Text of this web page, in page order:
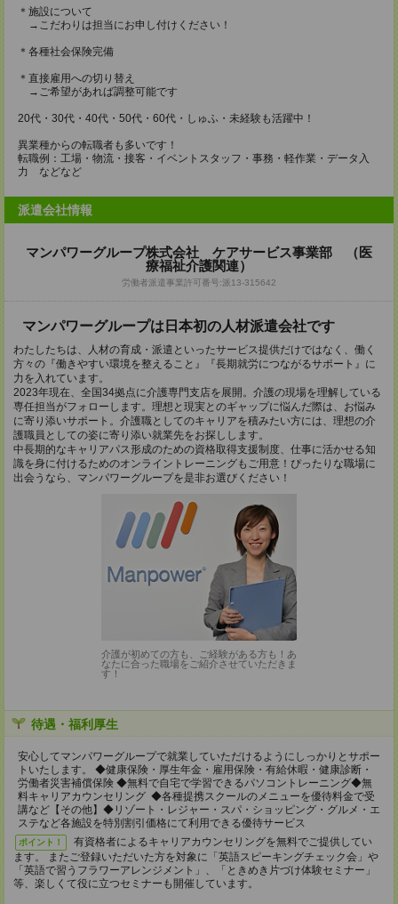
＊施設について
→こだわりは担当にお申し付けください！
＊各種社会保険完備
＊直接雇用への切り替え
→ご希望があれば調整可能です
20代・30代・40代・50代・60代・しゅふ・未経験も活躍中！
異業種からの転職者も多いです！
転職例：工場・物流・接客・イベントスタッフ・事務・軽作業・データ入
力 などなど
派遣会社情報
マンパワーグループ株式会社 ケアサービス事業部 （医
療福祉介護関連）
労働者派遣事業許可番号:派13-315642
マンパワーグループは日本初の人材派遣会社です
わたしたちは、人材の育成・派遣といったサービス提供だけではなく、働く
方々の『働きやすい環境を整えること』『長期就労につながるサポート』に
力を入れています。
2023年現在、全国34拠点に介護専門支店を展開。介護の現場を理解している
専任担当がフォローします。理想と現実とのギャップに悩んだ際は、お悩み
に寄り添いサポート。介護職としてのキャリアを積みたい方には、理想の介
護職員としての姿に寄り添い就業先をお探しします。
中長期的なキャリアパス形成のための資格取得支援制度、仕事に活かせる知
識を身に付けるためのオンライントレーニングもご用意！ぴったりな職場に
出会うなら、マンパワーグループを是非お選びください！
介護が初めての方も、ご経験がある方も！あ
なたに合った職場をご紹介させていただきま
す！
待遇・福利厚生
安心してマンパワーグループで就業していただけるようにしっかりとサポー
トいたします。 ◆健康保険・厚生年金・雇用保険・有給休暇・健康診断・
労働者災害補償保険 ◆無料で自宅で学習できるパソコントレーニング◆無
料キャリアカウンセリング ◆各種提携スクールのメニューを優待料金で受
講など【その他】◆リゾート・レジャー・スパ・ショッピング・グルメ・エ
ステなど各施設を特別割引価格にて利用できる優待サービス
ポイント！
有資格者によるキャリアカウンセリングを無料でご提供してい
ます。 またご登録いただいた方を対象に「英語スピーキングチェック会」や
「英語で習うフラワーアレンジメント」、「ときめき片づけ体験セミナー」
等、楽しくて役に立つセミナーも開催しています。